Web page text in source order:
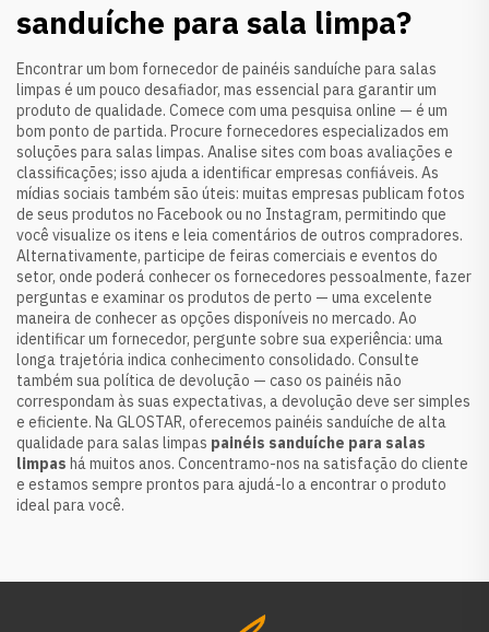
sanduíche para sala limpa?
Encontrar um bom fornecedor de painéis sanduíche para salas
limpas é um pouco desafiador, mas essencial para garantir um
produto de qualidade. Comece com uma pesquisa online — é um
bom ponto de partida. Procure fornecedores especializados em
soluções para salas limpas. Analise sites com boas avaliações e
classificações; isso ajuda a identificar empresas confiáveis. As
mídias sociais também são úteis: muitas empresas publicam fotos
de seus produtos no Facebook ou no Instagram, permitindo que
você visualize os itens e leia comentários de outros compradores.
Alternativamente, participe de feiras comerciais e eventos do
setor, onde poderá conhecer os fornecedores pessoalmente, fazer
perguntas e examinar os produtos de perto — uma excelente
maneira de conhecer as opções disponíveis no mercado. Ao
identificar um fornecedor, pergunte sobre sua experiência: uma
longa trajetória indica conhecimento consolidado. Consulte
também sua política de devolução — caso os painéis não
correspondam às suas expectativas, a devolução deve ser simples
e eficiente. Na GLOSTAR, oferecemos painéis sanduíche de alta
qualidade para salas limpas painéis sanduíche para salas
limpas há muitos anos. Concentramo-nos na satisfação do cliente
e estamos sempre prontos para ajudá-lo a encontrar o produto
ideal para você.